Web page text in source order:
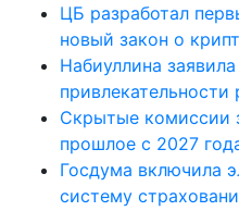
ЦБ разработал
новый закон о
Набиуллина
Скрытые комиссии
прошлое с 2027
Госдума включила
систему